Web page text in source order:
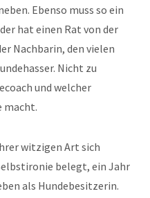
Ebenso muss so ein
hat einen Rat von der
Nachbarin, den vielen
Nicht zu
und welcher
macht.
witzigen Art sich
belegt, ein Jahr
als Hundebesitzerin.